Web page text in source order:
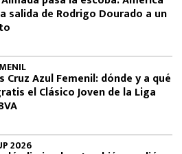
salida de Rodrigo Dourado a un
Cruz Azul Femenil: dónde y a qué
el Clásico Joven de la Liga
2026